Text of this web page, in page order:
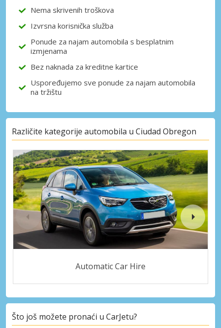
Nema skrivenih troškova
Izvrsna korisnička služba
Ponude za najam automobila s besplatnim
izmjenama
Bez naknada za kreditne kartice
Uspoređujemo sve ponude za najam automobila
na tržištu
Različite kategorije automobila u Ciudad Obregon
Automatic Car Hire
Što još možete pronaći u CarJetu?